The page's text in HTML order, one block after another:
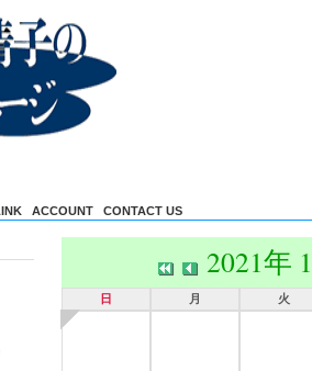
ACCOUNT CONTACT US
2021年
日 月 火